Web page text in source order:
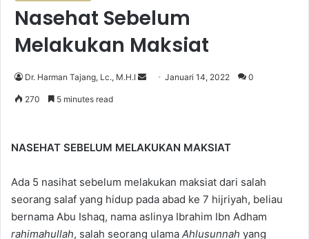
Nasehat Sebelum
Melakukan Maksiat
Dr. Harman Tajang, Lc., M.H.I
SendJanuari 14, 2022 0
270 5 minutes read
NASEHAT SEBELUM MELAKUKAN MAKSIAT
Ada 5 nasihat sebelum melakukan maksiat dari salah
seorang salaf yang hidup pada abad ke 7 hijriyah, beliau
bernama Abu Ishaq, nama aslinya Ibrahim Ibn Adham
rahimahullah, salah seorang ulama Ahlusunnah yang